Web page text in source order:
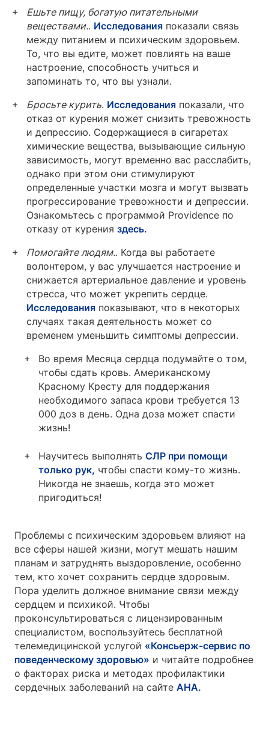
Ешьте пищу, богатую питательными
веществами.. Исследования показали связь
между питанием и психическим здоровьем.
То, что вы едите, может повлиять на ваше
настроение, способность учиться и
запоминать то, что вы узнали.
Бросьте курить. Исследования показали, что
отказ от курения может снизить тревожность
и депрессию. Содержащиеся в сигаретах
химические вещества, вызывающие сильную
зависимость, могут временно вас расслабить,
однако при этом они стимулируют
определенные участки мозга и могут вызвать
прогрессирование тревожности и депрессии.
Ознакомьтесь с программой Providence по
отказу от курения здесь.
Помогайте людям.. Когда вы работаете
волонтером, у вас улучшается настроение и
снижается артериальное давление и уровень
стресса, что может укрепить сердце.
Исследования показывают, что в некоторых
случаях такая деятельность может со
временем уменьшить симптомы депрессии.
Во время Месяца сердца подумайте о том,
чтобы сдать кровь. Американскому
Красному Кресту для поддержания
необходимого запаса крови требуется 13
000 доз в день. Одна доза может спасти
жизнь!
Научитесь выполнять СЛР при помощи
только рук, чтобы спасти кому-то жизнь.
Никогда не знаешь, когда это может
пригодиться!
Проблемы с психическим здоровьем влияют на
все сферы нашей жизни, могут мешать нашим
планам и затруднять выздоровление, особенно
тем, кто хочет сохранить сердце здоровым.
Пора уделить должное внимание связи между
сердцем и психикой. Чтобы
проконсультироваться с лицензированным
специалистом, воспользуйтесь бесплатной
телемедицинской услугой «Консьерж-сервис по
поведенческому здоровью» и читайте подробнее
о факторах риска и методах профилактики
сердечных заболеваний на сайте AHA.